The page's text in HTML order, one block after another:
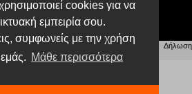
cookies για να
εμπειρία σου.
συμφωνείς με την χρήση
Μάθε περισσότερα
Μπαλαμπάνη Βασιλική.
name Παναγιώτης Φιλίππου
Προσωπικών Δεδομένων |Όροι χρήσης
Δήλωση
Συμμόρφωσης